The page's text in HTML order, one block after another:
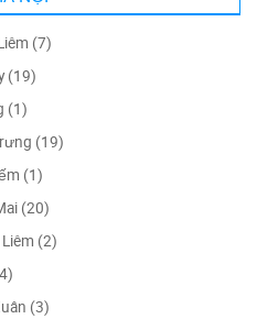
(7)
(19)
(1)
(19)
(1)
(20)
(2)
(3)